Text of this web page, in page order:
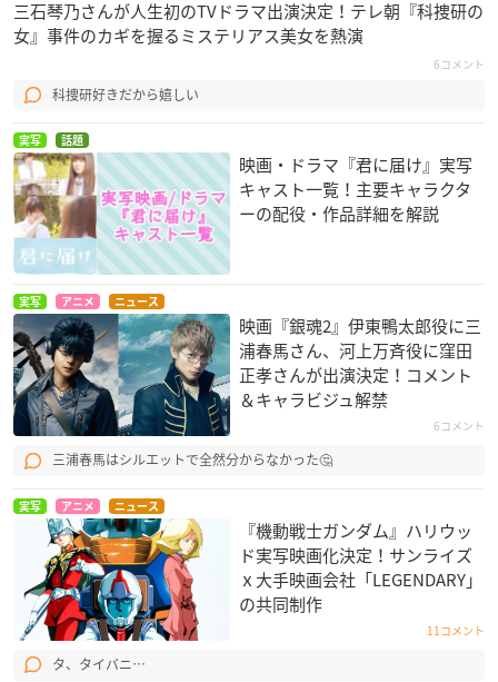
三石琴乃さんが人生初のTVドラマ出演決定！テレ朝『科捜研の
女』事件のカギを握るミステリアス美女を熱演
6コメント
科捜研好きだから嬉しい
実写 話題
映画・ドラマ『君に届け』実写
キャスト一覧！主要キャラクタ
ーの配役・作品詳細を解説
実写 アニメ ニュース
映画『銀魂2』伊東鴨太郎役に三
浦春馬さん、河上万斉役に窪田
正孝さんが出演決定！コメント
＆キャラビジュ解禁
6コメント
三浦春馬はシルエットで全然分からなかった🤔
実写 アニメ ニュース
『機動戦士ガンダム』ハリウッ
ド実写映画化決定！サンライズ
ｘ大手映画会社​「LEGENDARY​​」
の共同制作
11コメント
タ、タイバニ…